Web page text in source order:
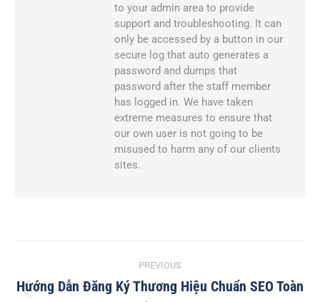
to your admin area to provide
support and troubleshooting. It can
only be accessed by a button in our
secure log that auto generates a
password and dumps that
password after the staff member
has logged in. We have taken
extreme measures to ensure that
our own user is not going to be
misused to harm any of our clients
sites.
navigation
PREVIOUS
Previous
Hướng Dẫn Đăng Ký Thương Hiệu Chuẩn SEO Toàn